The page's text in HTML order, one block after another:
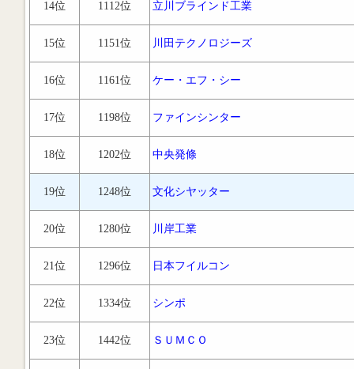
14位 1112位 立川ブラインド工業
15位 1151位 川田テクノロジーズ
16位 1161位 ケー・エフ・シー
17位 1198位 ファインシンター
18位 1202位 中央発條
19位 1248位 文化シヤッター
20位 1280位 川岸工業
21位 1296位 日本フイルコン
22位 1334位 シンポ
23位 1442位 ＳＵＭＣＯ